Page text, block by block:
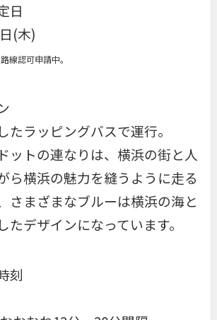
日
(木)
線認可申請中。
たラッピングバスで運行。
ットの連なりは、横浜の街と人
ら横浜の魅力を縫うように走る
さまざまなブルーは横浜の海と
たデザインになっています。
刻